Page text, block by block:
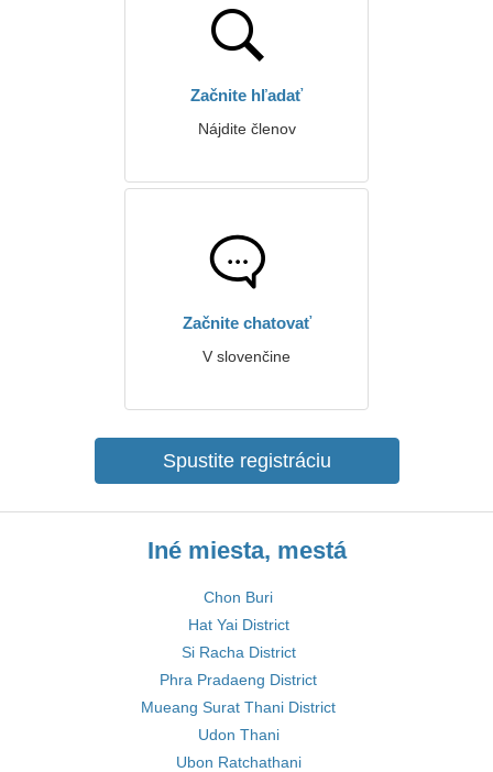
Začnite hľadať
Nájdite členov
Začnite chatovať
V slovenčine
Spustite registráciu
Iné miesta, mestá
Chon Buri
Hat Yai District
Si Racha District
Phra Pradaeng District
Mueang Surat Thani District
Udon Thani
Ubon Ratchathani